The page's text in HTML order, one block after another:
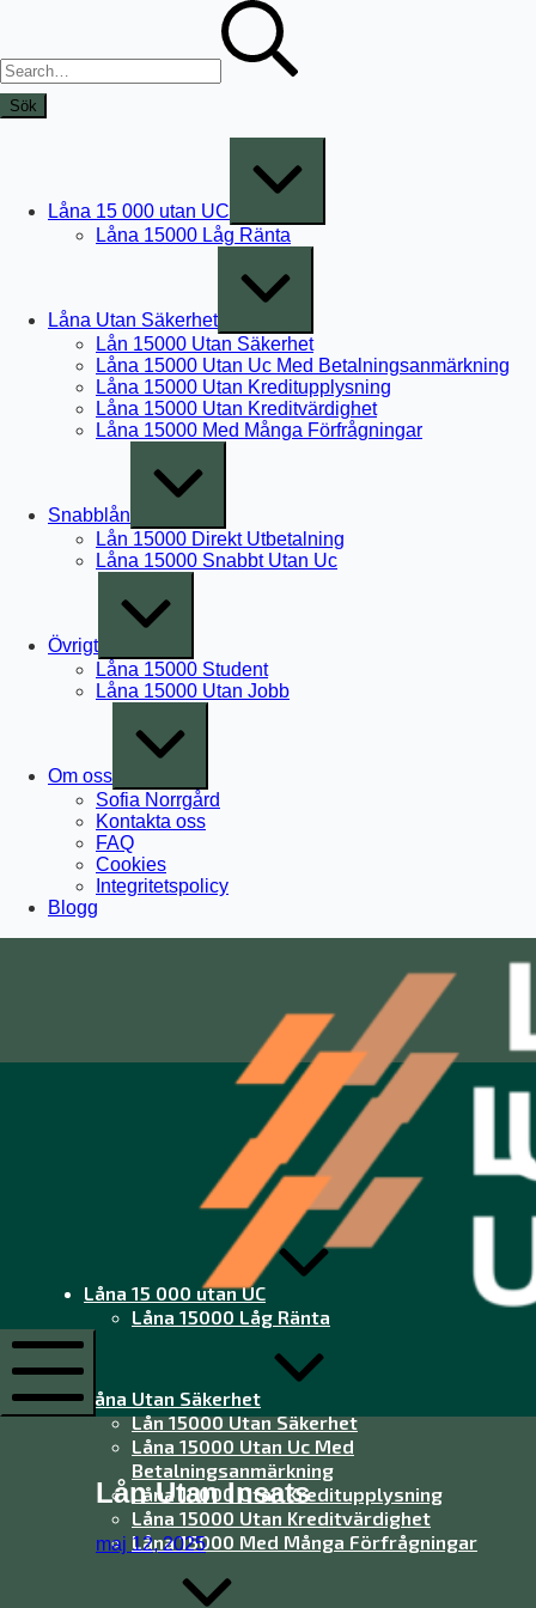
Låna 15 000 utan UC
Låna 15000 Låg Ränta
Låna Utan Säkerhet
Lån 15000 Utan Säkerhet
Låna 15000 Utan Uc Med Betalningsanmärkning
Låna 15000 Utan Kreditupplysning
Låna 15000 Utan Kreditvärdighet
Låna 15000 Med Många Förfrågningar
Snabblån
Lån 15000 Direkt Utbetalning
Låna 15000 Snabbt Utan Uc
Övrigt
Låna 15000 Student
Låna 15000 Utan Jobb
Om oss
Sofia Norrgård
Kontakta oss
FAQ
Cookies
Integritetspolicy
Blogg
Låna 15 000 utan UC
Låna 15000 Låg Ränta
Låna Utan Säkerhet
Lån 15000 Utan Säkerhet
Låna 15000 Utan Uc Med
Betalningsanmärkning
Låna 15000 Utan Kreditupplysning
Låna 15000 Utan Kreditvärdighet
Låna 15000 Med Många Förfrågningar
Låna
000
utan
Mobile
Lån Utan Insats
maj 12, 2025